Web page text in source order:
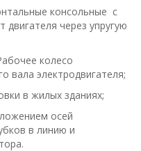
консольные с
через упругую
колесо
вала электродвигателя;
в жилых зданиях;
осей
в линию и